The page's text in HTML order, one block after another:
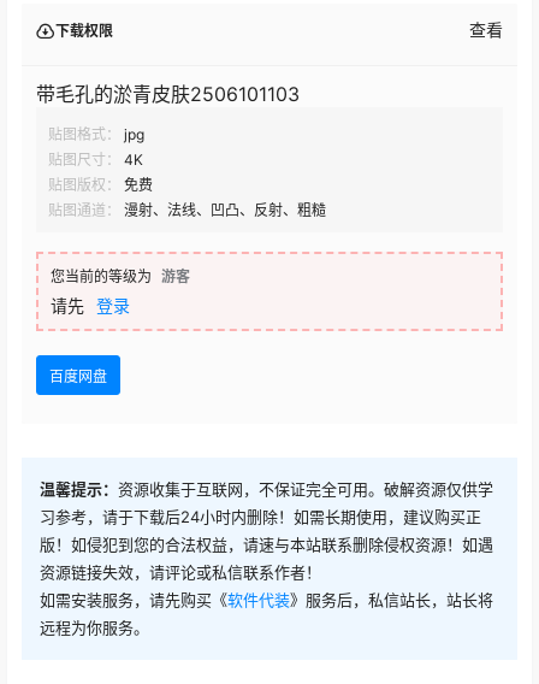
下载权限 查看
带毛孔的淤青皮肤2506101103
贴图格式：
jpg
贴图尺寸：
4K
贴图版权：
免费
贴图通道：
漫射、法线、凹凸、反射、粗糙
您当前的等级为 游客
请先 登录
百度网盘
温馨提示： 资源收集于互联网，不保证完全可用。破解资源仅供学
习参考，请于下载后24小时内删除！如需长期使用，建议购买正
版！如侵犯到您的合法权益，请速与本站联系删除侵权资源！如遇
资源链接失效，请评论或私信联系作者！
如需安装服务，请先购买《软件代装》服务后，私信站长，站长将
远程为你服务。